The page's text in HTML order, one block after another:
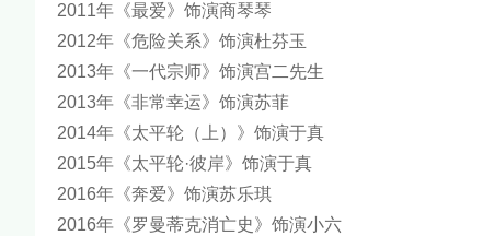
2011年《最爱》饰演商琴琴
2012年《危险关系》饰演杜芬玉
2013年《一代宗师》饰演宫二先生
2013年《非常幸运》饰演苏菲
2014年《太平轮（上）》饰演于真
2015年《太平轮·彼岸》饰演于真
2016年《奔爱》饰演苏乐琪
2016年《罗曼蒂克消亡史》饰演小六